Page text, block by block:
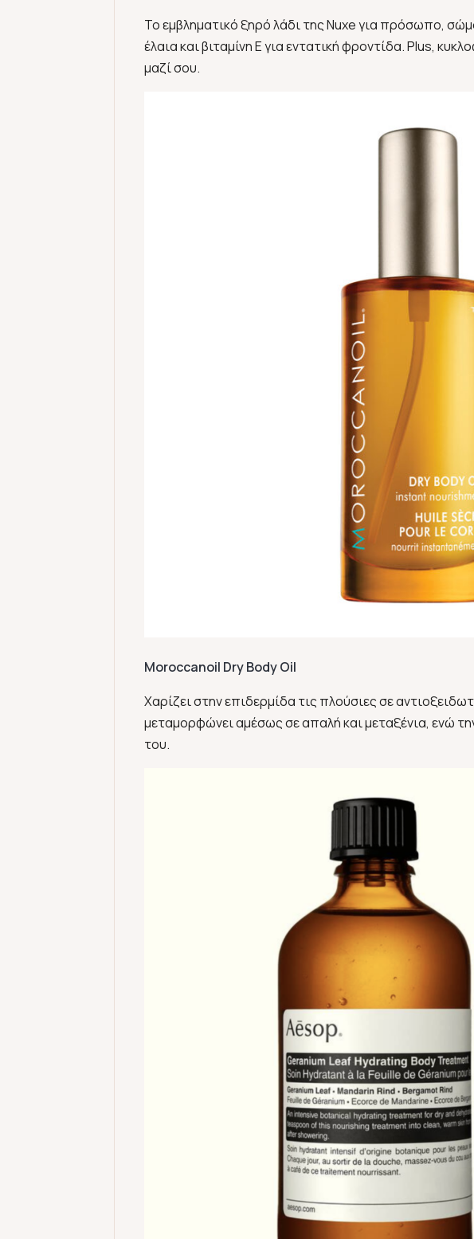
Το εμβληματικό ξηρό λάδι της Nuxe για πρόσωπο,
έλαια και βιταμίνη Ε για εντατική φροντίδα. Plus,
μαζί σου.
Moroccanoil Dry Body Oil
Χαρίζει στην επιδερμίδα τις πλούσιες σε
μεταμορφώνει αμέσως σε απαλή και μεταξένια, ενώ
του.